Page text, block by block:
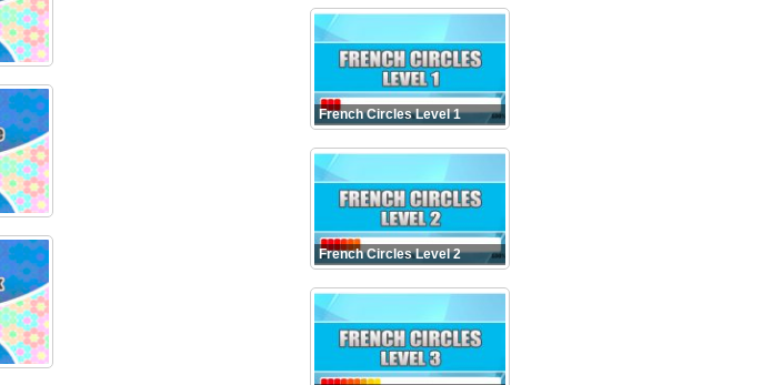
French Circles Level 1
French Circles Level 2